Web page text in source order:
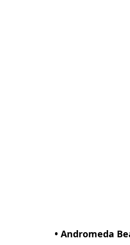
• Andromeda